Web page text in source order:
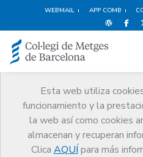
WEBMAIL APP COMB
Esta web utiliza
funcionamiento y la
la web así como cookies
almacenan y recuperan
Clica AQUÍ para más
Premios
El CoMB Guardonat